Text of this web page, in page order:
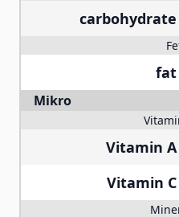
carbohydrate
fat
Mikro
Vitamin A
Vitamin C